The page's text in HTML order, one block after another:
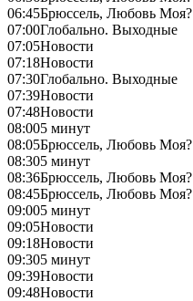
06:45Брюссель, Любовь Моя?
07:00Глобально. Выходные
07:05Новости
07:18Новости
07:30Глобально. Выходные
07:39Новости
07:48Новости
08:005 минут
08:05Брюссель, Любовь Моя?
08:305 минут
08:36Брюссель, Любовь Моя?
08:45Брюссель, Любовь Моя?
09:005 минут
09:05Новости
09:18Новости
09:305 минут
09:39Новости
09:48Новости